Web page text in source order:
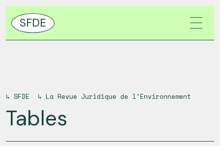
SFDE
↳ SFDE ↳ La Revue Juridique de l’Environnement
Tables